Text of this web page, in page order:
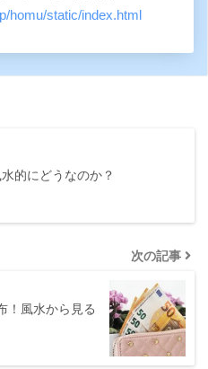
homu/static/index.html
的にどうなのか？
次の記事
！風水から見る